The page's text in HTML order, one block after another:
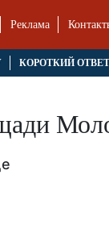
Реклама
КОРОТКИЙ